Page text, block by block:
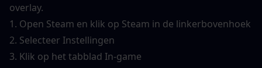
overlay.
1. Open Steam en klik op Steam in de linkerbovenhoek
2. Selecteer Instellingen
3. Klik op het tabblad In-game